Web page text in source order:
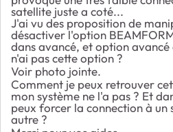
satellite juste a coté...
J'ai vu des proposition de
désactiver l'option
dans avancé, et option avancé
n'ai pas cette option ?
Voir photo jointe.
Comment je peux retrouver
mon système ne l'a pas ? Et
peux forcer la connection à
autre ?